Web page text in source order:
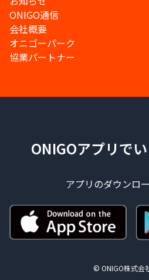
ONIGO通信
会社概要
オニゴーパーク
協業パートナー
ONIGOアプリで
アプリのダウンロ
© ONIGO株式会